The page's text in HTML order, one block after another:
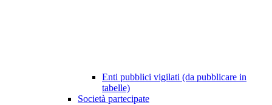
Enti pubblici vigilati (da pubblicare in
tabelle)
Società partecipate